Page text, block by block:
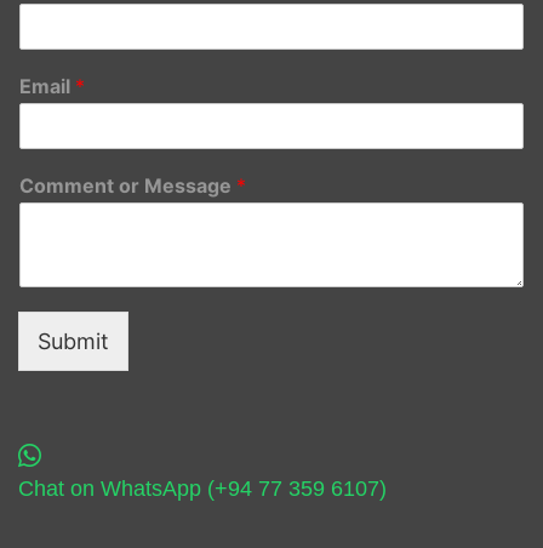
Email *
Comment or Message *
Submit
Chat on WhatsApp (+94 77 359 6107)